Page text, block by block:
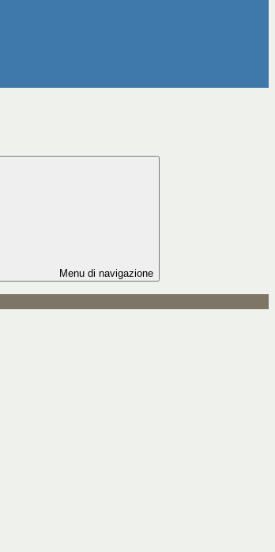
Menu di navigazione